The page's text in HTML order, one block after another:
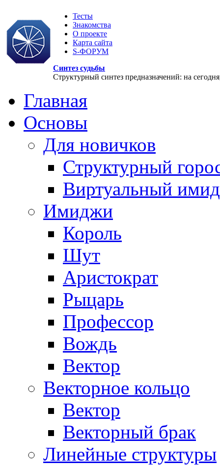
Тесты
Знакомства
О проекте
Карта сайта
S-ФОРУМ
Синтез судьбы
Структурный синтез предназначений: на
Главная
Основы
Для новичков
Структурный
Виртуальный
Имиджи
Король
Шут
Аристократ
Рыцарь
Профессор
Вождь
Вектор
Векторное кольцо
Вектор
Векторный брак
Линейные структуры